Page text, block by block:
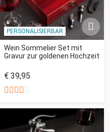
PERSONALISIERBAR
Wein Sommelier Set mit
Gravur zur goldenen Hochzeit
€ 39,95